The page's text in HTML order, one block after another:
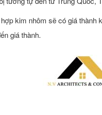
kim nhôm sẽ có giá
giá thành.